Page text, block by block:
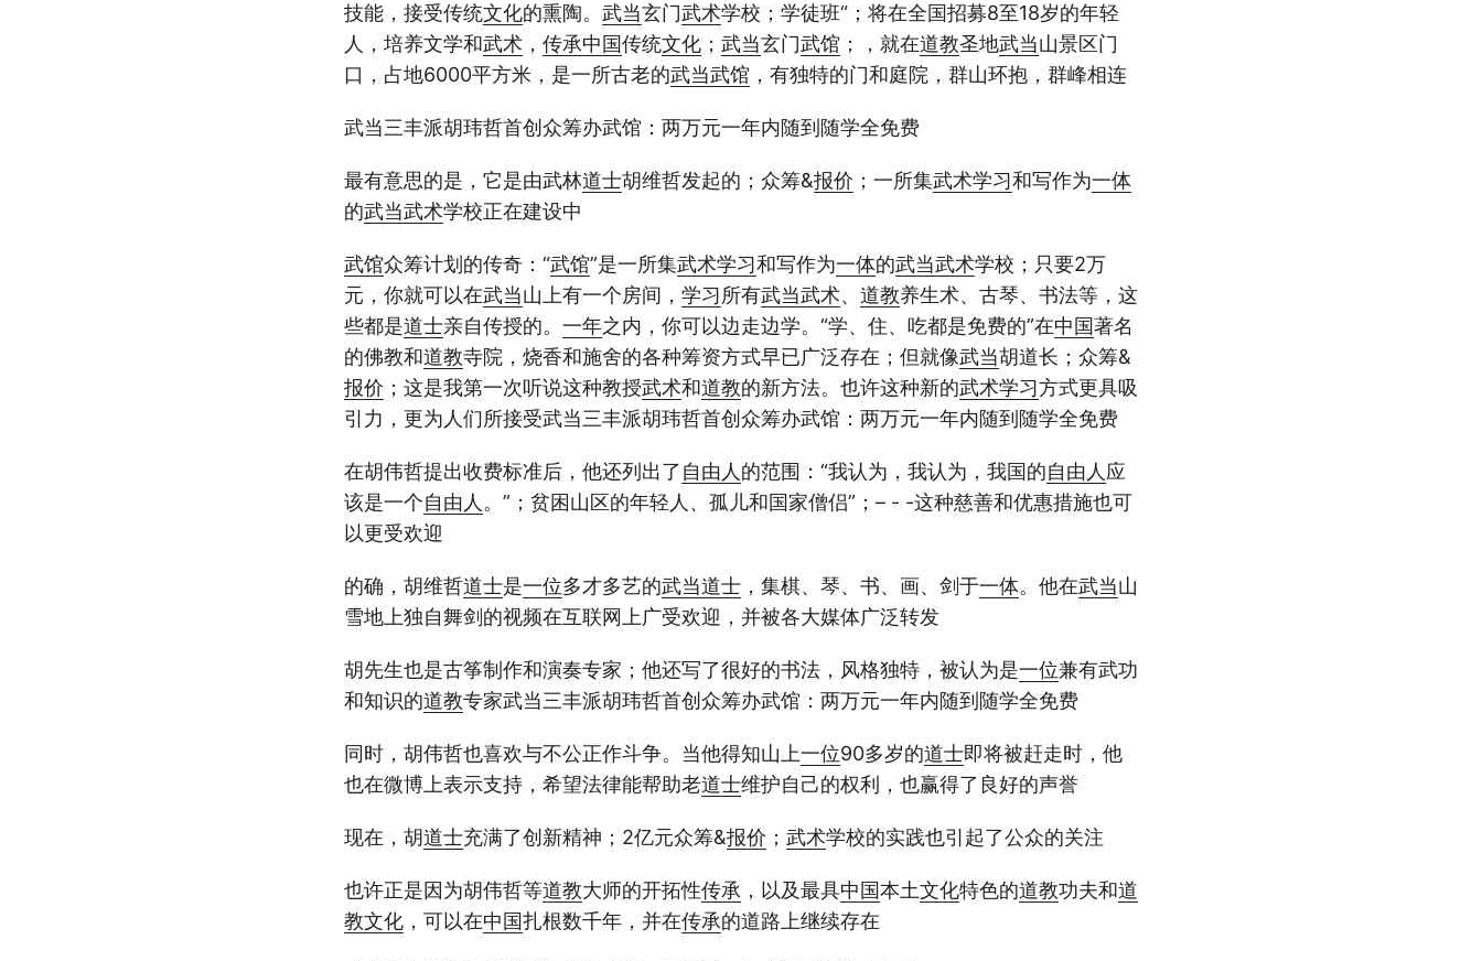
技能，接受传统文化的熏陶。 武当玄门武术学校；学徒班“；将在全国招募8至18岁的年轻
人，培养文学和武术 ， 传承中国传统文化 ； 武当玄门武馆 ；，就在道教圣地武当山景区门
口，占地6000平方米，是一所古老的武当武馆 ，有独特的门和庭院，群山环抱，群峰相连
武当三丰派胡玮哲首创众筹办武馆：两万元一年内随到随学全免费
最有意思的是，它是由武林道士胡维哲发起的；众筹&报价 ；一所集武术学习和写作为一体
的武当武术学校正在建设中
武馆众筹计划的传奇：“武馆”是一所集武术学习和写作为一体的武当武术学校；只要2万
元，你就可以在武当山上有一个房间， 学习所有武当武术、 道教养生术、古琴、书法等，这
些都是道士亲自传授的。 一年之内，你可以边走边学。“学、住、吃都是免费的”在中国著名
的佛教和道教寺院，烧香和施舍的各种筹资方式早已广泛存在；但就像武当胡道长；众筹&
报价 ；这是我第一次听说这种教授武术和道教的新方法。也许这种新的武术学习方式更具吸
引力，更为人们所接受武当三丰派胡玮哲首创众筹办武馆：两万元一年内随到随学全免费
在胡伟哲提出收费标准后，他还列出了自由人的范围：“我认为，我认为，我国的自由人应
该是一个自由人。”；贫困山区的年轻人、孤儿和国家僧侣”；– - -这种慈善和优惠措施也可
以更受欢迎
的确，胡维哲道士是一位多才多艺的武当道士 ，集棋、琴、书、画、剑于一体。他在武当山
雪地上独自舞剑的视频在互联网上广受欢迎，并被各大媒体广泛转发
胡先生也是古筝制作和演奏专家；他还写了很好的书法，风格独特，被认为是一位兼有武功
和知识的道教专家武当三丰派胡玮哲首创众筹办武馆：两万元一年内随到随学全免费
同时，胡伟哲也喜欢与不公正作斗争。当他得知山上一位90多岁的道士即将被赶走时，他
也在微博上表示支持，希望法律能帮助老道士维护自己的权利，也赢得了良好的声誉
现在，胡道士充满了创新精神；2亿元众筹&报价 ； 武术学校的实践也引起了公众的关注
也许正是因为胡伟哲等道教大师的开拓性传承 ，以及最具中国本土文化特色的道教功夫和道
教文化 ，可以在中国扎根数千年，并在传承的道路上继续存在